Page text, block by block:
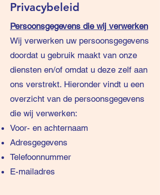
Privacybeleid
Persoonsgegevens die wij verwerken
Wij verwerken uw persoonsgegevens
doordat u gebruik maakt van onze
diensten en/of omdat u deze zelf aan
ons verstrekt. Hieronder vindt u een
overzicht van de persoonsgegevens
die wij verwerken:
Voor- en achternaam
Adresgegevens
Telefoonnummer
E-mailadres